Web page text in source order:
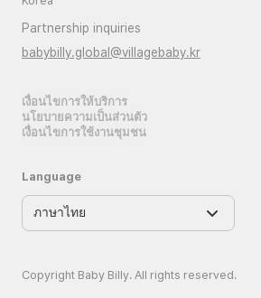
Partnership inquiries
babybilly.global@villagebaby.kr
เงื่อนไขการให้บริการ
นโยบายความเป็นส่วนตัว
เงื่อนไขการใช้งานชุมชน
Language
Copyright Baby Billy. All rights reserved.